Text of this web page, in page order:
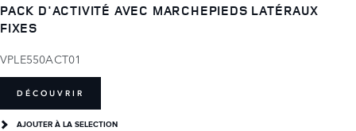
PACK D'ACTIVITÉ AVEC MARCHEPIEDS LATÉRAUX
FIXES
VPLE550ACT01
DÉCOUVRIR
AJOUTER À LA SELECTION